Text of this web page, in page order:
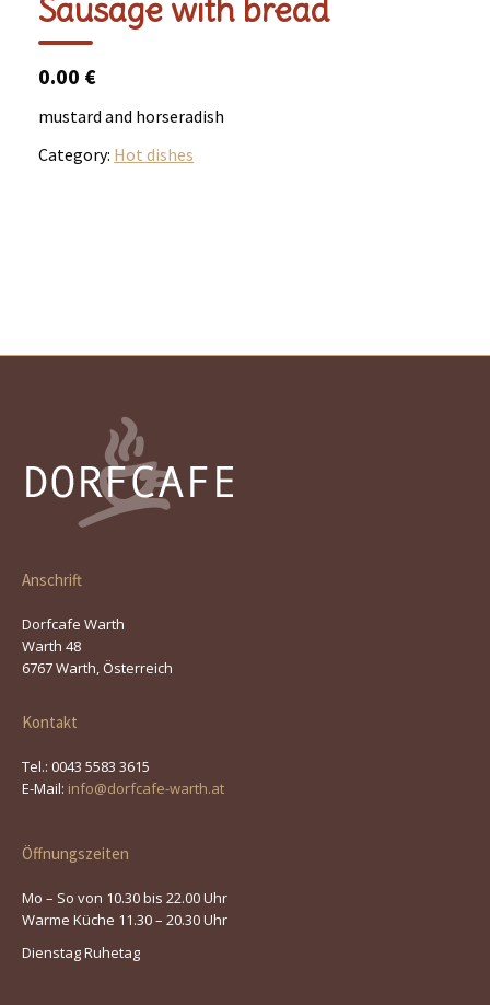
Sausage with bread
0.00 €
mustard and horseradish
Category: Hot dishes
Anschrift
Dorfcafe Warth
Warth 48
6767 Warth, Österreich
Kontakt
Tel.: 0043 5583 3615
E-Mail: info@dorfcafe-warth.at
Öffnungszeiten
Mo – So von 10.30 bis 22.00 Uhr
Warme Küche 11.30 – 20.30 Uhr
Dienstag Ruhetag